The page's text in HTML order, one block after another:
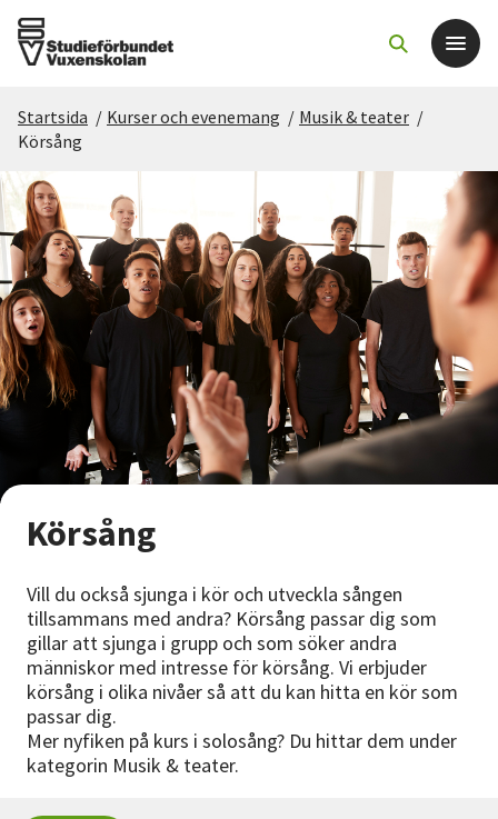
Det här gör vi
För dig som
Sök kurser och evenemang
Om SV
Starta studiecirkel
Cirkelledare
Lyssna
Startsida / Kurser och evenemang / Musik & teater /
Körsång
Körsång
Vill du också sjunga i kör och utveckla sången
tillsammans med andra? Körsång passar dig som
gillar att sjunga i grupp och som söker andra
människor med intresse för körsång. Vi erbjuder
körsång i olika nivåer så att du kan hitta en kör som
passar dig.
Mer nyfiken på kurs i solosång? Du hittar dem under
kategorin Musik & teater.